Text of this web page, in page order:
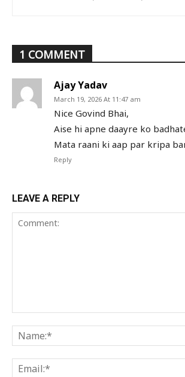
1 COMMENT
Ajay Yadav
March 19, 2026 At 11:47 am
Nice Govind Bhai,
Aise hi apne daayre ko
Mata raani ki aap par kripa
Reply
LEAVE A REPLY